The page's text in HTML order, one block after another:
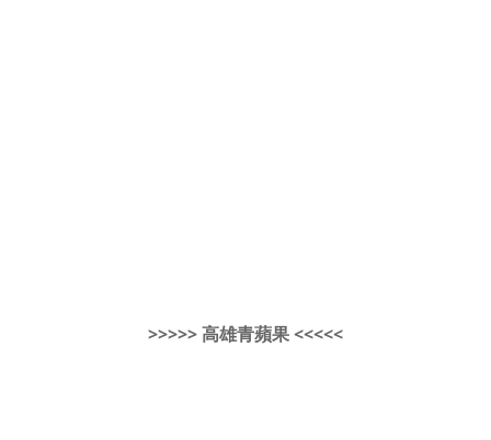
>>>>> 高雄青蘋果 <<<<<